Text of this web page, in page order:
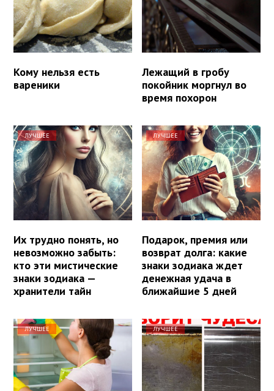
Кому нельзя есть
вареники
Лежащий в гробу
покойник моргнул во
время похорон
ЛУЧШЕЕ
Их трудно понять, но
невозможно забыть:
кто эти мистические
знаки зодиака —
хранители тайн
ЛУЧШЕЕ
Подарок, премия или
возврат долга: какие
знаки зодиака ждет
денежная удача в
ближайшие 5 дней
ЛУЧШЕЕ ЛУЧШЕЕ